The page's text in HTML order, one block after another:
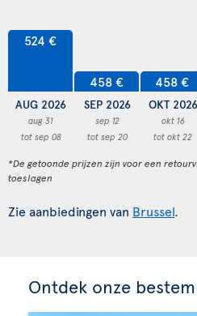
524 €
AUG 2026
aug 31
tot sep 08
458 €
SEP 2026
sep 12
tot sep 20
458 €
OKT 2026
okt 16
tot okt 22
*De getoonde prijzen zijn voor een
toeslagen
Zie aanbiedingen van Brussel.
Ontdek onze